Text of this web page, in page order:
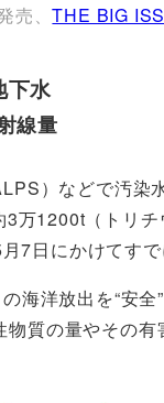
売、THE BIG
下水
線量
）などで汚染
万1200t（トリ
7日にかけてすで
海洋放出を“安
質の量やその